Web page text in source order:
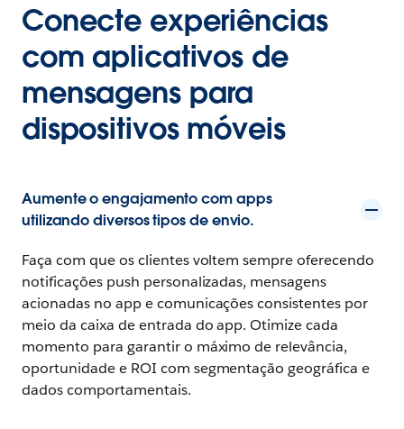
Conecte experiências
com aplicativos de
mensagens para
dispositivos móveis
Aumente o engajamento com apps
utilizando diversos tipos de envio.
Faça com que os clientes voltem sempre oferecendo
notificações push personalizadas, mensagens
acionadas no app e comunicações consistentes por
meio da caixa de entrada do app. Otimize cada
momento para garantir o máximo de relevância,
oportunidade e ROI com segmentação geográfica e
dados comportamentais.